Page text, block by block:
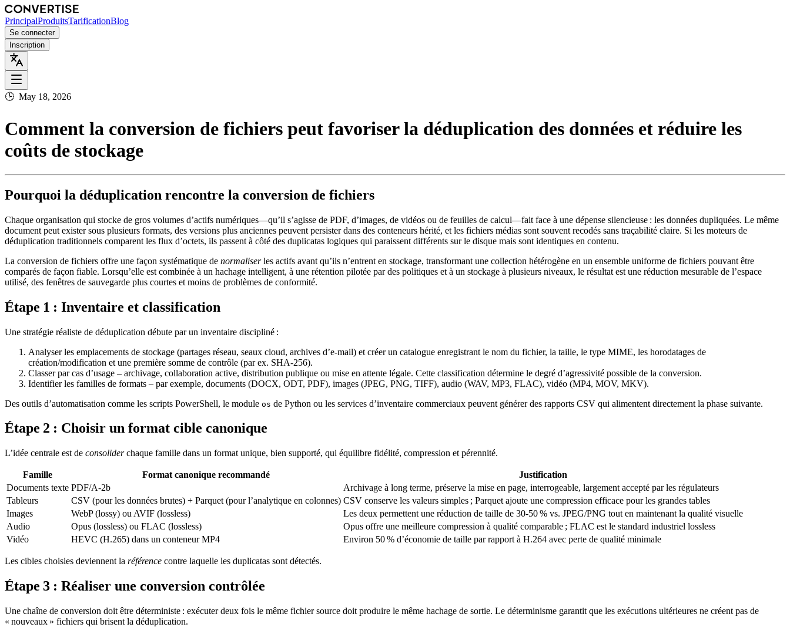
PrincipalProduitsTarificationBlog
Se connecter
Inscription
🕒 May 18, 2026
Comment la conversion de fichiers peut favoriser la déduplication des données et réduire les
coûts de stockage
Pourquoi la déduplication rencontre la conversion de fichiers
Chaque organisation qui stocke de gros volumes d’actifs numériques—qu’il s’agisse de PDF, d’images, de vidéos ou de feuilles de calcul—fait face à une dépense silencieuse : les données dupliquées. Le même
document peut exister sous plusieurs formats, des versions plus anciennes peuvent persister dans des conteneurs hérité, et les fichiers médias sont souvent recodés sans traçabilité claire. Si les moteurs de
déduplication traditionnels comparent les flux d’octets, ils passent à côté des duplicatas logiques qui paraissent différents sur le disque mais sont identiques en contenu.
La conversion de fichiers offre une façon systématique de normaliserles actifs avant qu’ils n’entrent en stockage, transformant une collection hétérogène en un ensemble uniforme de fichiers pouvant être
comparés de façon fiable. Lorsqu’elle est combinée à un hachage intelligent, à une rétention pilotée par des politiques et à un stockage à plusieurs niveaux, le résultat est une réduction mesurable de l’espace
utilisé, des fenêtres de sauvegarde plus courtes et moins de problèmes de conformité.
Étape 1 : Inventaire et classification
Une stratégie réaliste de déduplication débute par un inventaire discipliné :
Analyser les emplacements de stockage (partages réseau, seaux cloud, archives d’e‑mail) et créer un catalogue enregistrant le nom du fichier, la taille, le type MIME, les horodatages de
création/modification et une première somme de contrôle (par ex. SHA‑256).
Classer par cas d’usage – archivage, collaboration active, distribution publique ou mise en attente légale. Cette classification détermine le degré d’agressivité possible de la conversion.
Identifier les familles de formats – par exemple, documents (DOCX, ODT, PDF), images (JPEG, PNG, TIFF), audio (WAV, MP3, FLAC), vidéo (MP4, MOV, MKV).
Des outils d’automatisation comme les scripts PowerShell, le module os de Python ou les services d’inventaire commerciaux peuvent générer des rapports CSV qui alimentent directement la phase suivante.
Étape 2 : Choisir un format cible canonique
L’idée centrale est de consoliderchaque famille dans un format unique, bien supporté, qui équilibre fidélité, compression et pérennité.
Famille Format canonique recommandé
Justification
Documents texte PDF/A‑2b
Archivage à long terme, préserve la mise en page, interrogeable, largement accepté par les régulateurs
Tableurs
CSV (pour les données brutes) + Parquet (pour l’analytique en colonnes) CSV conserve les valeurs simples ; Parquet ajoute une compression efficace pour les grandes tables
Images
WebP (lossy) ou AVIF (lossless)
Les deux permettent une réduction de taille de 30‑50 % vs. JPEG/PNG tout en maintenant la qualité visuelle
Audio
Opus (lossless) ou FLAC (lossless)
Opus offre une meilleure compression à qualité comparable ; FLAC est le standard industriel lossless
Vidéo
HEVC (H.265) dans un conteneur MP4 Environ 50 % d’économie de taille par rapport à H.264 avec perte de qualité minimale
Les cibles choisies deviennent la référence contre laquelle les duplicatas sont détectés.
Étape 3 : Réaliser une conversion contrôlée
Une chaîne de conversion doit être déterministe : exécuter deux fois le même fichier source doit produire le même hachage de sortie. Le déterminisme garantit que les exécutions ultérieures ne créent pas de
« nouveaux » fichiers qui brisent la déduplication.